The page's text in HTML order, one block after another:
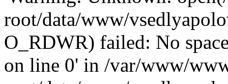
root/data/www/
O_RDWR) failed: No
on line 0' in /var/www/